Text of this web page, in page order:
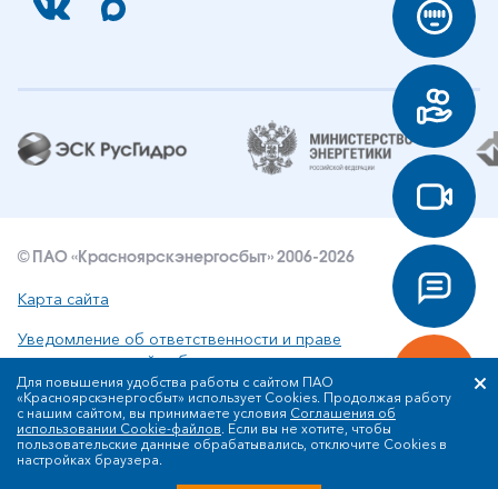
© ПАО «Красноярскэнергосбыт» 2006-2026
Карта сайта
Уведомление об ответственности и праве
интеллектуальной собственности
Политика ПАО «Красноярскэнергосбыт» в отношении
обработки персональных данных
Для повышения удобства работы с сайтом ПАО
«Красноярскэнергосбыт» использует Cookies. Продолжая работу
с нашим сайтом, вы принимаете условия Соглашения об
использовании Cookie-файлов. Если вы не хотите, чтобы
пользовательские данные обрабатывались, отключите Cookies в
настройках браузера.